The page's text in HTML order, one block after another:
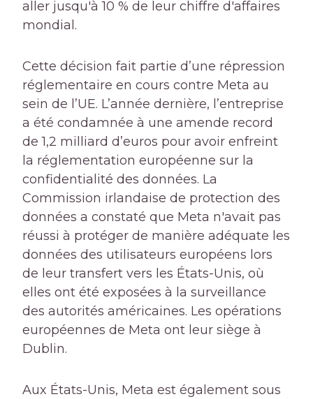
aller jusqu'à 10 % de leur chiffre d'affaires
mondial.
Cette décision fait partie d’une répression
réglementaire en cours contre Meta au
sein de l’UE. L’année dernière, l’entreprise
a été condamnée à une amende record
de 1,2 milliard d’euros pour avoir enfreint
la réglementation européenne sur la
confidentialité des données. La
Commission irlandaise de protection des
données a constaté que Meta n'avait pas
réussi à protéger de manière adéquate les
données des utilisateurs européens lors
de leur transfert vers les États-Unis, où
elles ont été exposées à la surveillance
des autorités américaines. Les opérations
européennes de Meta ont leur siège à
Dublin.
Aux États-Unis, Meta est également sous